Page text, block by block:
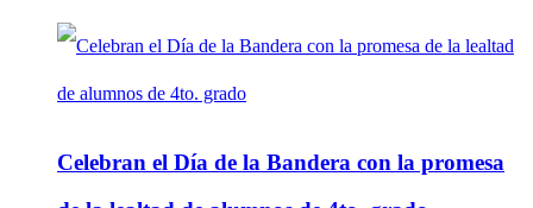
Celebran el Día de la Bandera con la promesa